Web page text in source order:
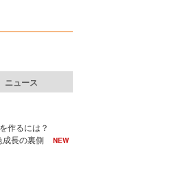
ニュース
作るには？
成長の裏側
NEW